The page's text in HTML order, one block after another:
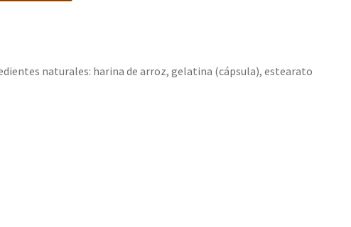
naturales: harina de arroz, gelatina (cápsula), estearato